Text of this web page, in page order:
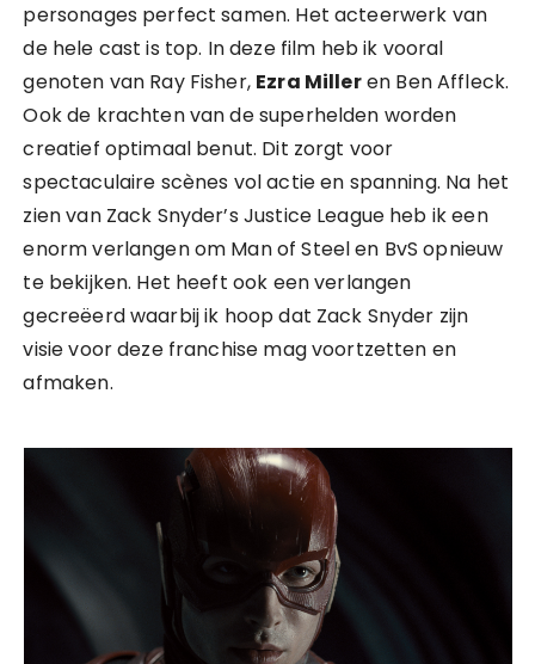
personages perfect samen. Het acteerwerk van
de hele cast is top. In deze film heb ik vooral
genoten van Ray Fisher, Ezra Milleren Ben Affleck.
Ook de krachten van de superhelden worden
creatief optimaal benut. Dit zorgt voor
spectaculaire scènes vol actie en spanning. Na het
zien van Zack Snyder’s Justice League heb ik een
enorm verlangen om Man of Steel en BvS opnieuw
te bekijken. Het heeft ook een verlangen
gecreëerd waarbij ik hoop dat Zack Snyder zijn
visie voor deze franchise mag voortzetten en
afmaken.